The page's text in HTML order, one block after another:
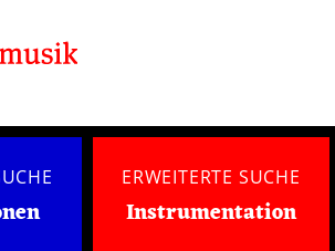
ERWEITERTE SUCHE
Instrumentation